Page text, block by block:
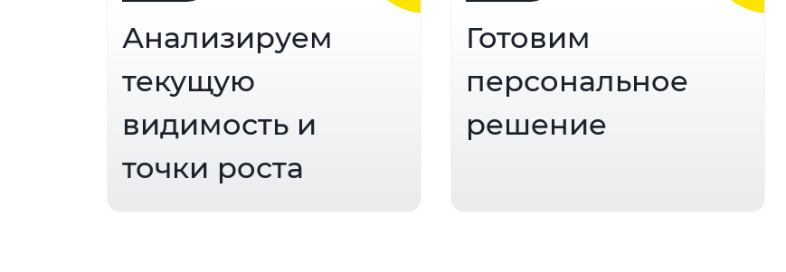
Анализируем
текущую
видимость и
точки роста
Готовим
персональное
решение